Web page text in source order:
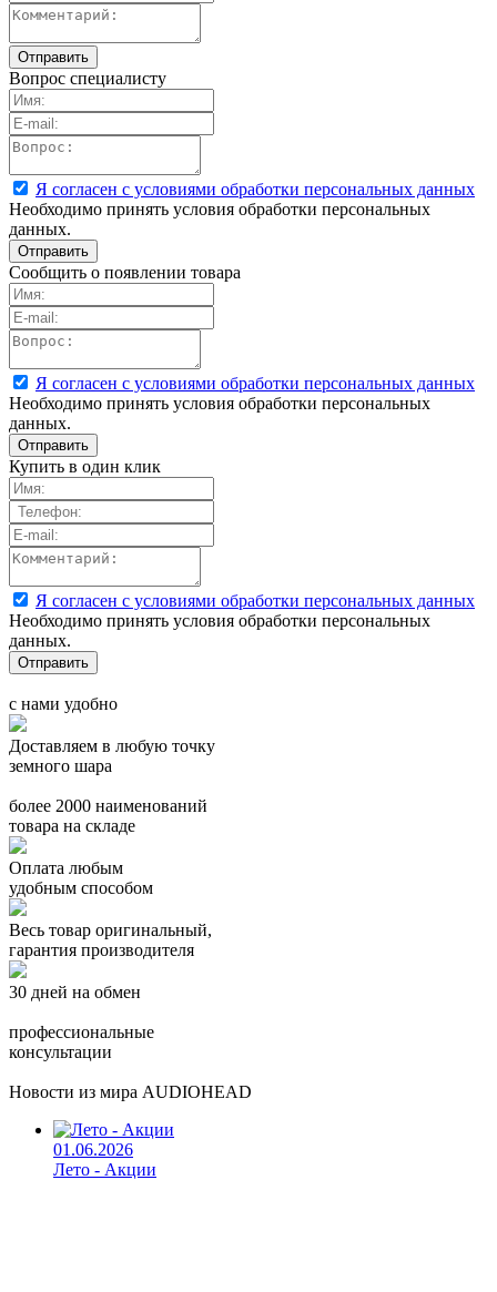
Вопрос специалисту
Я согласен с условиями обработки персональных данных
Необходимо принять условия обработки персональных
данных.
Сообщить о появлении товара
Я согласен с условиями обработки персональных данных
Необходимо принять условия обработки персональных
данных.
Купить в один клик
Я согласен с условиями обработки персональных данных
Необходимо принять условия обработки персональных
данных.
с нами удобно
Доставляем в любую точку
земного шара
более 2000 наименований
товара на складе
Оплата любым
удобным способом
Весь товар оригинальный,
гарантия производителя
30 дней на обмен
профессиональные
консультации
Новости из мира AUDIOHEAD
01.06.2026
Лето - Акции